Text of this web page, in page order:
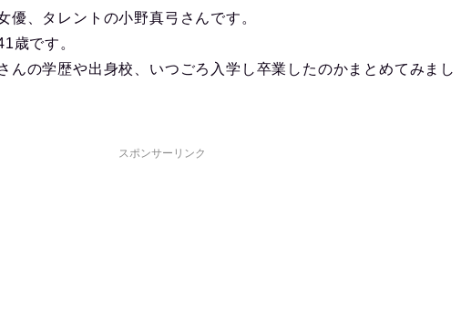
優、タレントの小野真弓さんです。
歳です。
んの学歴や出身校、いつごろ入学し卒業したのかまとめてみまし
スポンサーリンク